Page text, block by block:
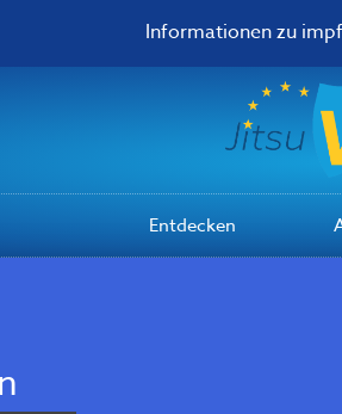
Informationen zu
Entdecken